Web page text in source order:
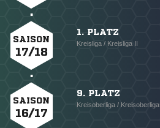
SAISON
17/18
1. PLATZ
Kreisliga / Kreisliga II
SAISON
16/17
9. PLATZ
Kreisoberliga / Kreisoberliga